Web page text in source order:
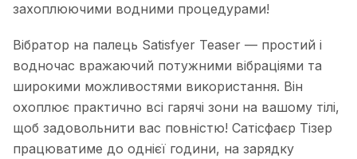
захоплюючими водними процедурами!
Вібратор на палець Satisfyer Teaser — простий і
водночас вражаючий потужними вібраціями та
широкими можливостями використання. Він
охоплює практично всі гарячі зони на вашому тілі,
щоб задовольнити вас повністю! Сатісфаєр Тізер
працюватиме до однієї години, на зарядку